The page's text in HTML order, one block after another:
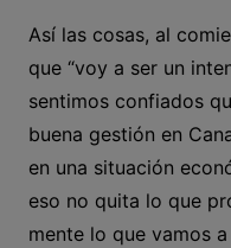
Así las cosas, al
que “voy a ser un
sentimos confiados
buena gestión en
en una situación
eso no quita lo que
mente lo que vamos a